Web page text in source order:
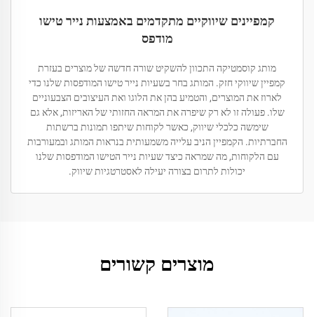
קמפיינים שיווקיים מתקדמים באמצעות נייר טישו
מודפס
מותג קוסמטיקה התכוון להשקיט שורה חדשה של מוצרים בעזרת
קמפיין שיווקי חזק. המותג בחר בשעיות נייר טישו המודפסות שלנו כדי
לארוז את המוצרים, והטמיע בהן את הלוגו ואת העיצובים הצבעוניים
שלו. פעולה זו לא רק שיפרה את המראה החזותי של האריזות, אלא גם
שימשה כלכלי שיווק, כאשר לקוחות שיתפו תמונות ברשתות
החברתיות. הקמפיין הניב עלייה משמעותית בנראות המותג ובמעורבות
עם הלקוחות, מה שמראה כיצד שעיות נייר הטישו המודפסות שלנו
יכולות לתרום בצורה יעילה לאסטרטגיות שיווק.
מוצרים קשורים